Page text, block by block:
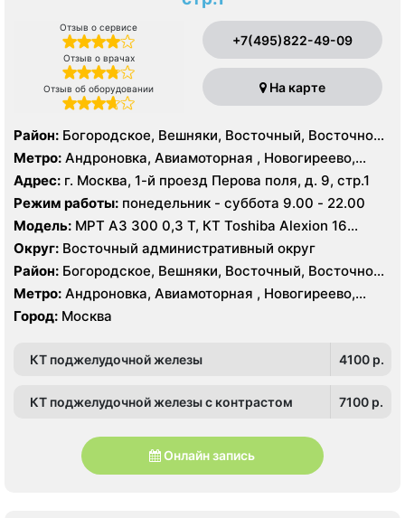
Отзыв о сервисе
Отзыв о врачах
Отзыв об оборудовании
+7(495)822-49-09
На карте
Район: Богородское, Вешняки, Восточный, Восточное
Измайлово, Гольяново, Ивановское, Измайлово,
Косино-Ухтомский, Метрогородок, Новогиреево,
Новокосино, Перово, Преображенское, Северное
Измайлово, Соколиная Гора, Лефортово,
Нижегородский, Рязанский
Метро: Андроновка, Авиамоторная , Новогиреево,
Новокосино, Перово, Соколиная гора, Шоссе
Энтузиастов
Адрес: г. Москва, 1-й проезд Перова поля, д. 9, стр.1
Режим работы: понедельник - суббота 9.00 - 22.00
Модель: МРТ АЗ 300 0,3 Т, КТ Toshiba Alexion 16
срезов
Округ: Восточный административный округ
Район: Богородское, Вешняки, Восточный, Восточное
Измайлово, Гольяново, Ивановское, Измайлово,
Косино-Ухтомский, Метрогородок, Новогиреево,
Новокосино, Перово, Преображенское, Северное
Нижегородский, Рязанский
Метро: Андроновка, Авиамоторная , Новогиреево,
Новокосино, Перово, Соколиная гора, Шоссе
Энтузиастов
Город: Москва
КТ поджелудочной железы 4100 p.
КТ поджелудочной железы с контрастом 7100 p.
Онлайн запись